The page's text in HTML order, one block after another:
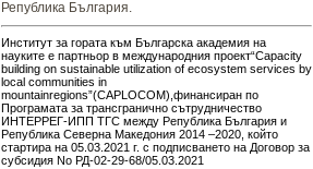
Република България.
Институт за гората към Българска академия на
науките е партньор в международния проект“Capacity
building on sustainable utilization of ecosystem services by
local communities in
mountainregions”(CAPLOCOM),финансиран по
Програмата за трансгранично сътрудничество
ИНТЕРРЕГ-ИПП ТГС между Република България и
Република Северна Македония 2014 –2020, който
стартира на 05.03.2021 г. с подписването на Договор за
субсидия No РД-02-29-68/05.03.2021